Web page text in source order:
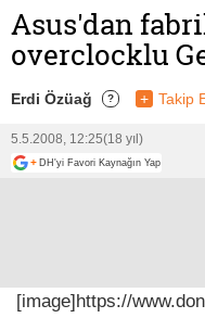
Asus'dan
overclocklu
Erdi Özüağ ? + Takip
5.5.2008, 12:25(18 yıl)
+ DH'yi Favori Kaynağın Yap
[image]https://